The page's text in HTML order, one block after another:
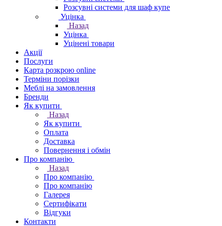
Розсувні системи для шаф купе
Уцінка
Назад
Уцінка
Уцінені товари
Акції
Послуги
Карта розкрою online
Терміни порізки
Меблі на замовлення
Бренди
Як купити
Назад
Як купити
Оплата
Доставка
Повернення і обмін
Про компанію
Назад
Про компанію
Про компанію
Галерея
Сертифікати
Відгуки
Контакти